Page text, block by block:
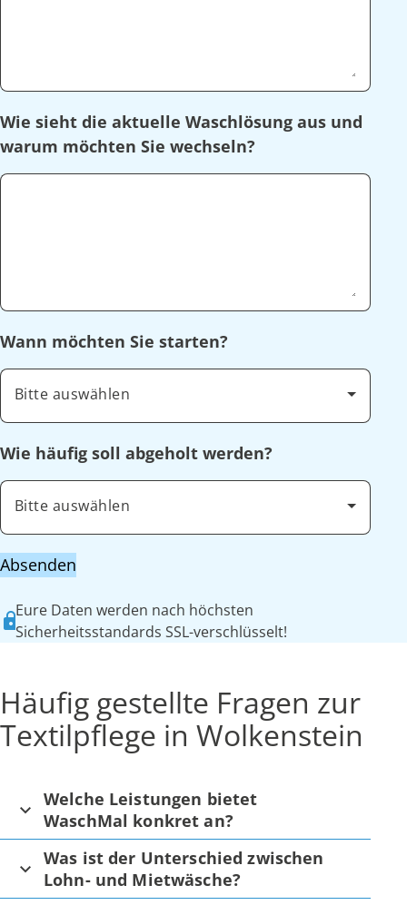
Wie sieht die aktuelle Waschlösung aus und
warum möchten Sie wechseln?
Wann möchten Sie starten?
Bitte auswählen
Wie häufig soll abgeholt werden?
Bitte auswählen
Absenden
Eure Daten werden nach höchsten
Sicherheitsstandards SSL-verschlüsselt!
Häufig gestellte Fragen zur
Textilpflege in Wolkenstein
Welche Leistungen bietet
WaschMal konkret an?
Was ist der Unterschied zwischen
Lohn- und Mietwäsche?